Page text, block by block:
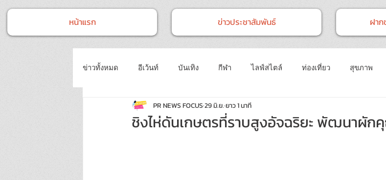
หน้าแรก ข่าวประชาสัมพันธ์ ฝา
ข่าวทั้งหมด อีเว้นท์ บันเทิง กีฬา ไลฟ์สไตล์ ท่องเที่ยว สุขภาพ
หน่วยงานราชการ ข่าวทั่วไป การตลาด
ชิงไห่ดันเกษตรที่ราบสูงอัจฉริยะ พัฒนาผั
PR NEWS FOCUS29 มิ.ย.ยาว 1 นาที